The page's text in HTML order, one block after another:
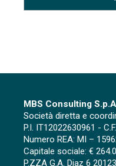
MBS Consulting
Società diretta e
P.I. IT12022630961 -
Numero REA: MI –
Capitale sociale: €
P.ZZA G.A. Diaz 6